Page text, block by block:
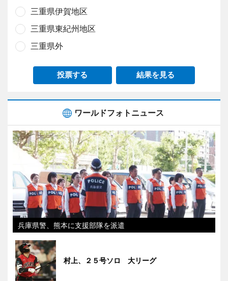
三重県伊賀地区
三重県東紀州地区
三重県外
投票する 結果を見る
ワールドフォトニュース
兵庫県警、熊本に支援部隊を派遣
村上、２５号ソロ 大リーグ